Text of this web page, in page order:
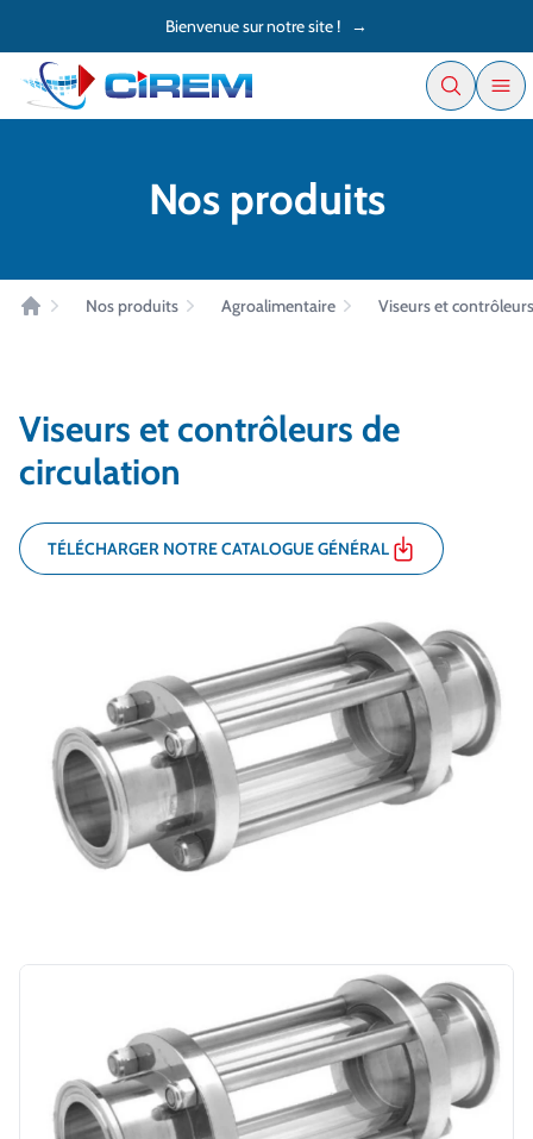
Bienvenue sur notre site ! →
Nos produits
Nos produits Agroalimentaire Viseurs et
Viseurs et contrôleurs de
circulation
TÉLÉCHARGER NOTRE CATALOGUE GÉNÉRAL